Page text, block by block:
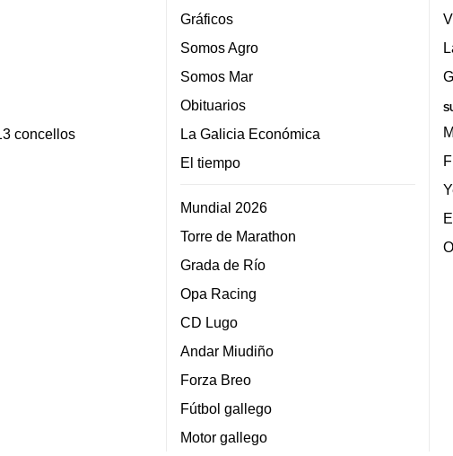
concellos
Gráficos
Somos Agro
Somos Mar
Obituarios
La Galicia Económica
El tiempo
Mundial 2026
Torre de Marathon
Grada de Río
Opa Racing
CD Lugo
Andar Miudiño
Forza Breo
Fútbol gallego
Motor gallego